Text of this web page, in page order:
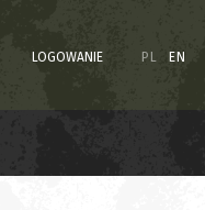
LOGOWANIE PL EN